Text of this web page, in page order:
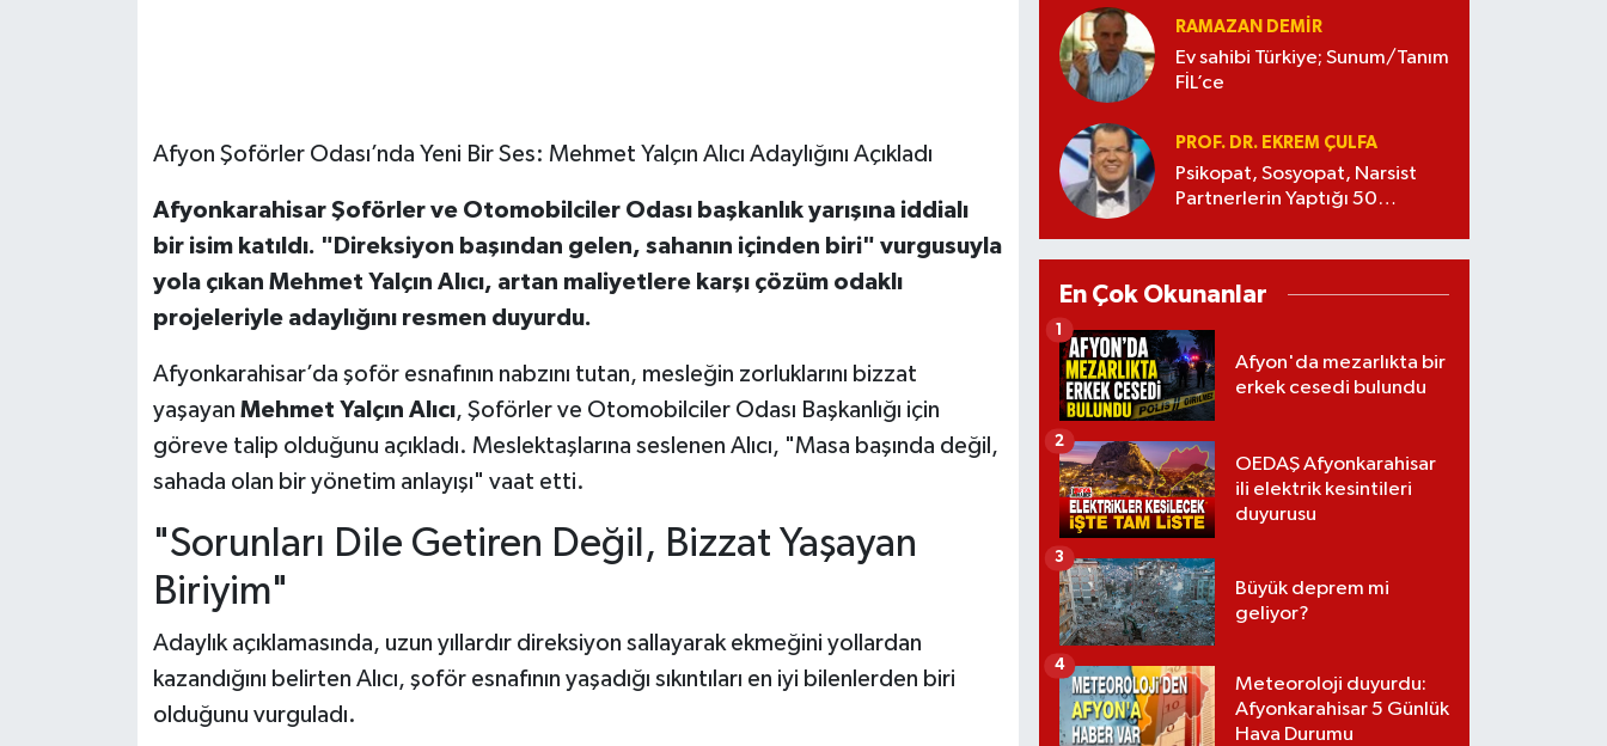
Afyon Şoförler Odası’nda Yeni Bir Ses: Mehmet Yalçın Alıcı Adaylığını Açıkladı
Afyonkarahisar Şoförler ve Otomobilciler Odası başkanlık yarışına iddialı
bir isim katıldı. "Direksiyon başından gelen, sahanın içinden biri" vurgusuyla
yola çıkan Mehmet Yalçın Alıcı, artan maliyetlere karşı çözüm odaklı
projeleriyle adaylığını resmen duyurdu.
Afyonkarahisar’da şoför esnafının nabzını tutan, mesleğin zorluklarını bizzat
yaşayan Mehmet Yalçın Alıcı, Şoförler ve Otomobilciler Odası Başkanlığı için
göreve talip olduğunu açıkladı. Meslektaşlarına seslenen Alıcı, "Masa başında değil,
sahada olan bir yönetim anlayışı" vaat etti.
"Sorunları Dile Getiren Değil, Bizzat Yaşayan
Biriyim"
Adaylık açıklamasında, uzun yıllardır direksiyon sallayarak ekmeğini yollardan
kazandığını belirten Alıcı, şoför esnafının yaşadığı sıkıntıları en iyi bilenlerden biri
olduğunu vurguladı.
RAMAZAN DEMİR
Ev sahibi Türkiye; Sunum/Tanım
FİL’ce
PROF. DR. EKREM ÇULFA
Psikopat, Sosyopat, Narsist
Partnerlerin Yaptığı 50
En Çok Okunanlar
Afyon'da mezarlıkta bir
erkek cesedi bulundu
1
OEDAŞ Afyonkarahisar
ili elektrik kesintileri
duyurusu
2
Büyük deprem mi
geliyor?
3
Meteoroloji duyurdu:
Afyonkarahisar 5 Günlük
Hava Durumu
4